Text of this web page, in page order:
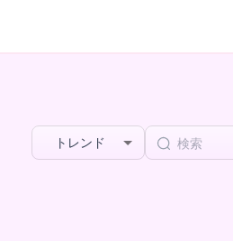
トレンド